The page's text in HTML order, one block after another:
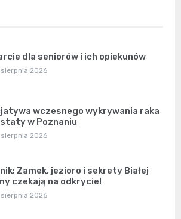
dla seniorów i ich opiekunów
2026
wczesnego wykrywania raka
w Poznaniu
2026
Zamek, jezioro i sekrety Białej
czekają na odkrycie!
2026